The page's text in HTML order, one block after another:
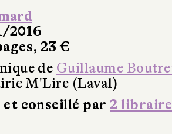
2016
23 €
de Guillaume
M'Lire (Laval)
conseillé par2